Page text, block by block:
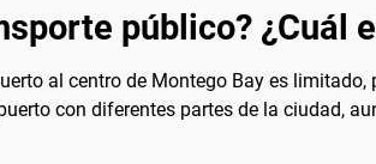
público? ¿Cuál
al centro de Montego Bay es
con diferentes partes de la ciudad,